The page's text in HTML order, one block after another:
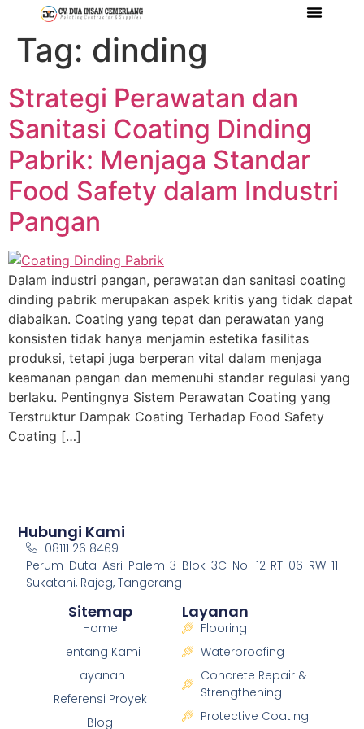
Tag: dinding
Strategi Perawatan dan
Sanitasi Coating Dinding
Pabrik: Menjaga Standar
Food Safety dalam Industri
Pangan
Dalam industri pangan, perawatan dan sanitasi coating
dinding pabrik merupakan aspek kritis yang tidak dapat
diabaikan. Coating yang tepat dan perawatan yang
konsisten tidak hanya menjamin estetika fasilitas
produksi, tetapi juga berperan vital dalam menjaga
keamanan pangan dan memenuhi standar regulasi yang
berlaku. Pentingnya Sistem Perawatan Coating yang
Terstruktur Dampak Coating Terhadap Food Safety
Coating […]
Hubungi Kami
08111 26 8469
Perum Duta Asri Palem 3 Blok 3C No. 12 RT 06 RW 11
Sukatani, Rajeg, Tangerang
Sitemap
Home
Tentang Kami
Layanan
Referensi Proyek
Blog
Layanan
Flooring
Waterproofing
Concrete Repair &
Strengthening
Protective Coating